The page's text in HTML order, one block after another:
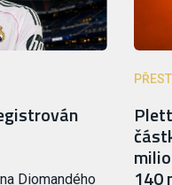
Diomandého 140